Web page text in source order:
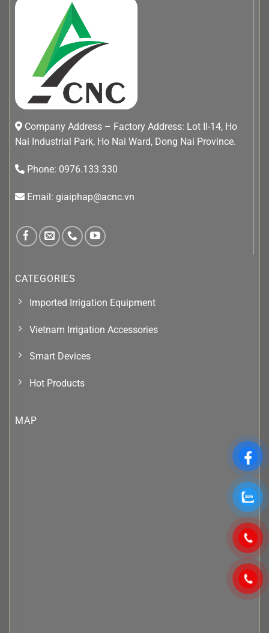
Company Address – Factory Address: Lot II-14, Ho
Nai Industrial Park, Ho Nai Ward, Dong Nai Province.
Phone: 0976.133.330
Email: giaiphap@acnc.vn
CATEGORIES
Imported Irrigation Equipment
Vietnam Irrigation Accessories
Smart Devices
Hot Products
MAP